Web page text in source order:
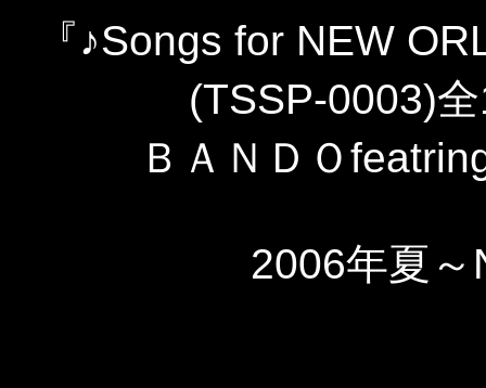
『♪Songs for NEW
(TSSP-0003)
ＢＡＮＤＯ
2006年夏